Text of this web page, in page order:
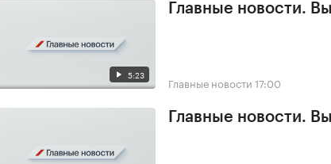
5:23
Главные новости.
Главные новости 17:00
Главные новости.